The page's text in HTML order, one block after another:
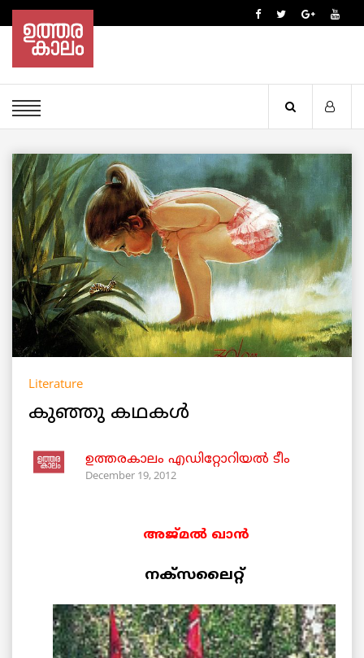
Literature
കുഞ്ഞു കഥകള്‍
ഉത്തരകാലം എഡിറ്റോറിയല്‍ ടീം
December 19, 2012
അജ്മല്‍ ഖാന്‍
നക്സലൈറ്റ്